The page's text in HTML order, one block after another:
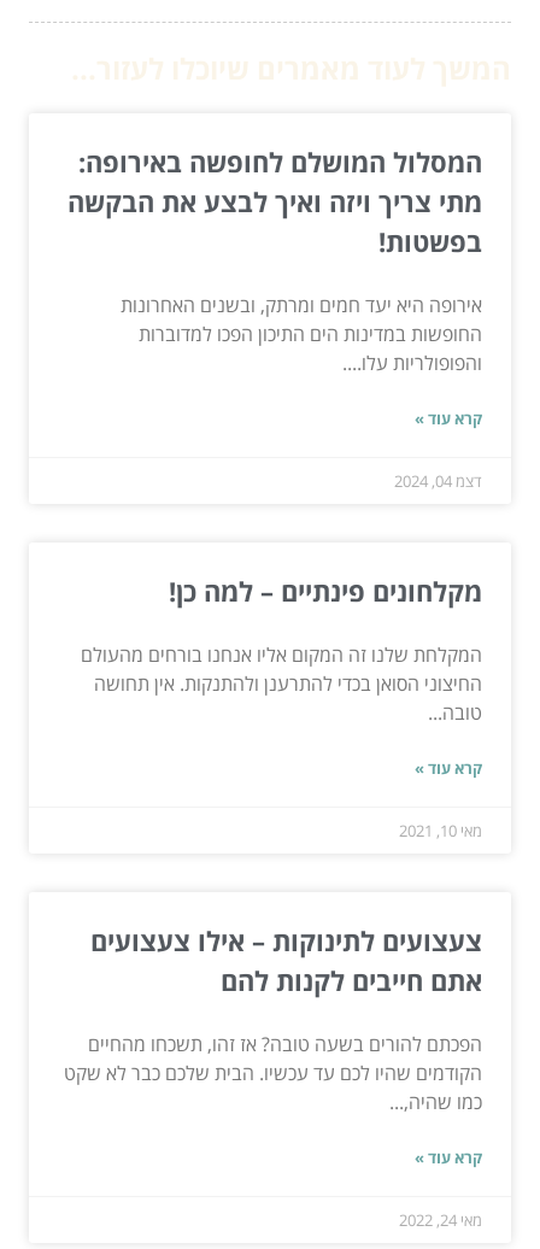
המסלול המושלם לחופשה באירופה:
מתי צריך ויזה ואיך לבצע את הבקשה
בפשטות!
אירופה היא יעד חמים ומרתק, ובשנים האחרונות
החופשות במדינות הים התיכון הפכו למדוברות
והפופולריות עלו....
קרא עוד »
דצמ 04, 2024
מקלחונים פינתיים – למה כן!
המקלחת שלנו זה המקום אליו אנחנו בורחים מהעולם
החיצוני הסואן בכדי להתרענן ולהתנקות. אין תחושה
טובה...
קרא עוד »
מאי 10, 2021
צעצועים לתינוקות – אילו צעצועים
אתם חייבים לקנות להם
הפכתם להורים בשעה טובה? אז זהו, תשכחו מהחיים
הקודמים שהיו לכם עד עכשיו. הבית שלכם כבר לא שקט
כמו שהיה,...
קרא עוד »
מאי 24, 2022